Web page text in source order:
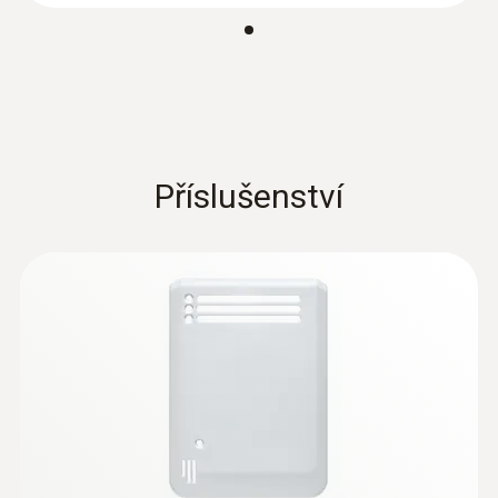
Oblasti použití rádiového
v místnosti také v malých, velmi
frekventovaných prostorech. Profesionální
nebo muzeích. Ve spojení s volitelným
Další výhody a funkce
rádiového záznamníku dat
Příslušenství